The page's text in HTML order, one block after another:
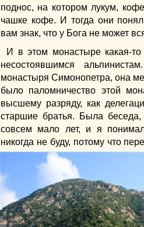
поднос, на котором лукум,
чашке кофе. И тогда они
вам знак, что у Бога не может
И в этом монастыре какая-то
несостоявшимся
монастыря Симонопетра, она
было паломничество этой
высшему разряду, как
старшие братья. Была
совсем мало лет, и я
никогда не буду, потому что